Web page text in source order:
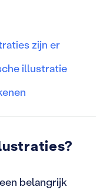
zijn er
illustratie
belangrijk